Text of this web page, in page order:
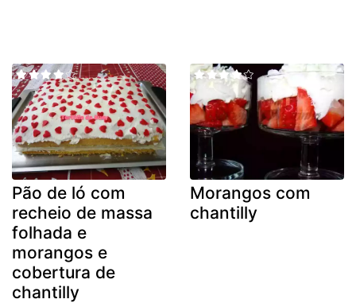
Pão de ló com
recheio de massa
folhada e
morangos e
cobertura de
chantilly
Morangos com
chantilly